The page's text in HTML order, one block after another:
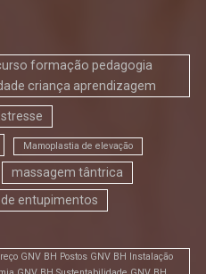
formação pedagogia
criança aprendizagem
Mamoplastia de elevação
massagem tântrica
entupimentos
GNV BH Postos GNV BH Instalação